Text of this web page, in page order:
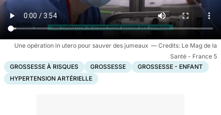
Une opération in utero pour sauver des jumeaux
Le Mag de la
Santé - France 5
GROSSESSE À RISQUES
GROSSESSE
GROSSESSE - ENFANT
HYPERTENSION ARTÉRIELLE